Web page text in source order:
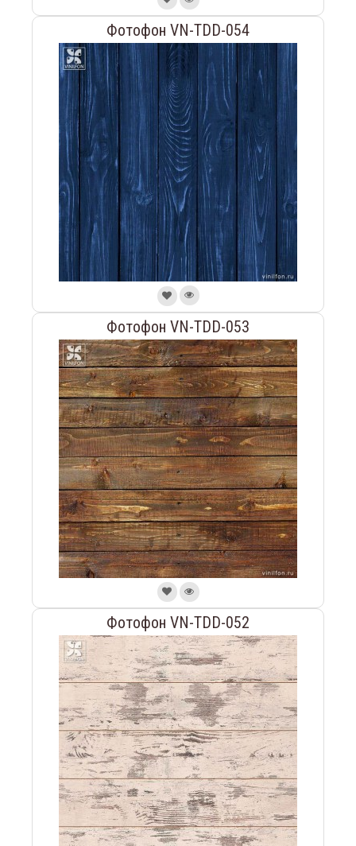
Фотофон VN-TDD-054
Фотофон VN-TDD-053
Фотофон VN-TDD-052